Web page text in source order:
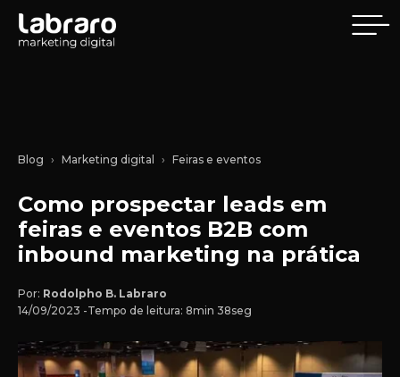
Blog Marketing digital Feiras e eventos
Como prospectar leads em
feiras e eventos B2B com
inbound marketing na prática
Por: Rodolpho B. Labraro
14/09/2023 -Tempo de leitura: 8min 38seg